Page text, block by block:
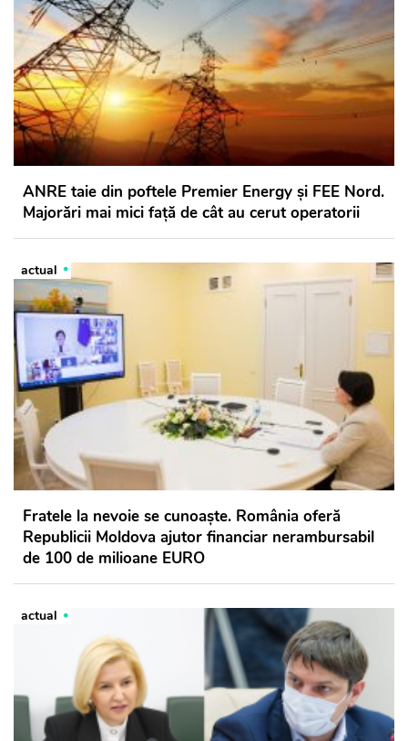
ANRE taie din poftele Premier Energy și FEE Nord.
Majorări mai mici față de cât au cerut operatorii
actual
Fratele la nevoie se cunoaște. România oferă
Republicii Moldova ajutor financiar nerambursabil
de 100 de milioane EURO
actual